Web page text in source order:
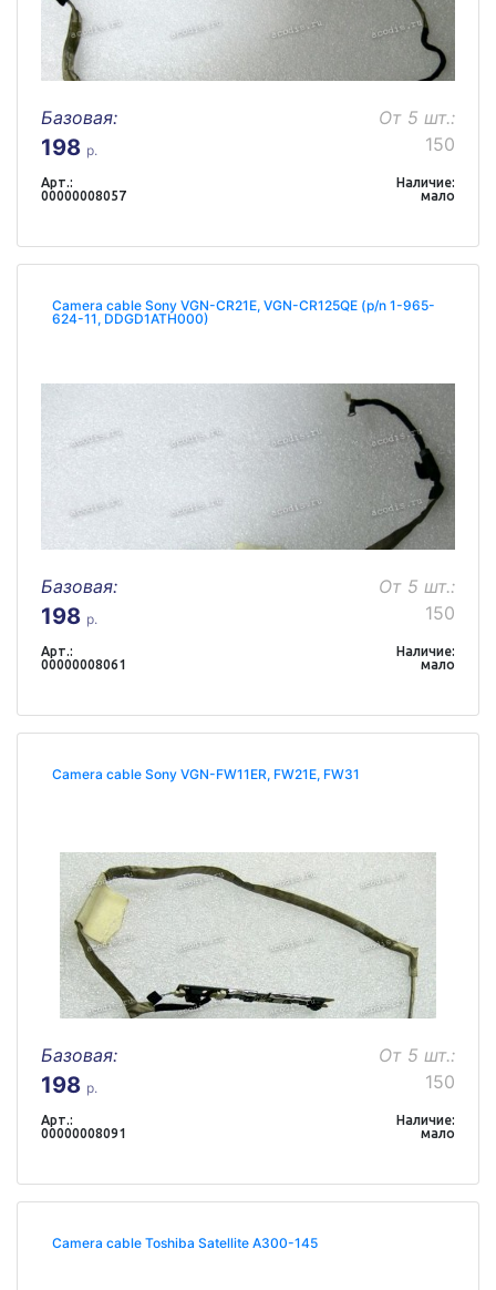
Базовая:
198 р.
От 5 шт.:
150
Арт.:
00000008057
Наличие:
мало
Camera cable Sony VGN-CR21E, VGN-CR125QE (p/n 1-965-
624-11, DDGD1ATH000)
Базовая:
198 р.
От 5 шт.:
150
Арт.:
00000008061
Наличие:
мало
Camera cable Sony VGN-FW11ER, FW21E, FW31
Базовая:
198 р.
От 5 шт.:
150
Арт.:
00000008091
Наличие:
мало
Camera cable Toshiba Satellite A300-145